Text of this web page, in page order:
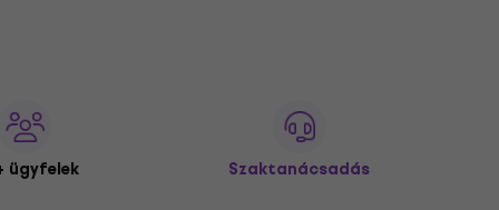
ügyfelek Szaktanácsadás